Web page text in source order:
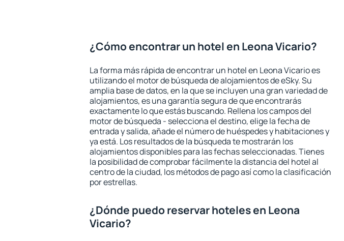
¿Cómo encontrar un hotel en Leona Vicario?
La forma más rápida de encontrar un hotel en Leona Vicario es
utilizando el motor de búsqueda de alojamientos de eSky. Su
amplia base de datos, en la que se incluyen una gran variedad de
alojamientos, es una garantía segura de que encontrarás
exactamente lo que estás buscando. Rellena los campos del
motor de búsqueda - selecciona el destino, elige la fecha de
entrada y salida, añade el número de huéspedes y habitaciones y
ya está. Los resultados de la búsqueda te mostrarán los
alojamientos disponibles para las fechas seleccionadas. Tienes
la posibilidad de comprobar fácilmente la distancia del hotel al
centro de la ciudad, los métodos de pago así como la clasificación
por estrellas.
¿Dónde puedo reservar hoteles en Leona
Vicario?